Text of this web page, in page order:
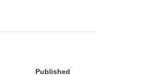
Published